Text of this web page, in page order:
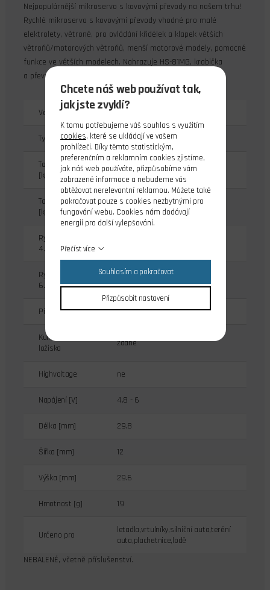
Nejpopulárnější mikroservo s kovovými převody na našem trhu!
Rychlé mikroservo s kovovými převody vhodné pro malé
elektrolety, větroně, pro ovládání křidélek a klapek větších
větroňů/motorových větroňů, menší motorové modely, pomocné
funkce ve větších modelech. Nahrazuje HS-81MG, krabička
a převody jsou shodné.
Velikost serva
Typ serva analogové
Tah při 4.8V
[kg/cm]
2.8
Tah při 6.0V
[kg/cm]
3.4
Rychlost při
4.8V [s/60st.]
Rychlost při
6.0V [s/60st.]
Převody serva kovové
Kuličková
ložiska
žádné
Highvoltage ne
Napájení [V] 4.8 - 6
Délka [mm] 29.8
Šířka [mm] 12
Výška [mm] 29.6
Hmotnost [g] 19
Určeno pro
letadla,vrtulníky,silniční auta,teréní
auta,plachetnice,lodě
NEBALENÉ, včetně příslušenství.
Chcete náš web používat tak,
jak jste zvyklí?
K tomu potřebujeme váš souhlas s využitím
cookies, které se ukládají ve vašem
prohlížeči. Díky těmto statistickým,
preferenčním a reklamním cookies zjistíme,
jak náš web používáte, přizpůsobíme vám
zobrazené informace a nebudeme vás
obtěžovat nerelevantní reklamou. Můžete také
pokračovat pouze s cookies nezbytnými pro
fungování webu. Cookies nám dodávají
energii pro další vylepšování.
Přečíst více
Souhlasím a pokračovat
Přizpůsobit nastavení